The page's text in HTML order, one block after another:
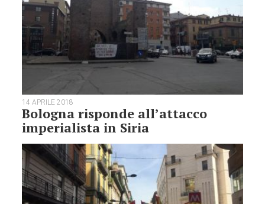
14 APRILE 2018
Bologna risponde all’attacco
imperialista in Siria